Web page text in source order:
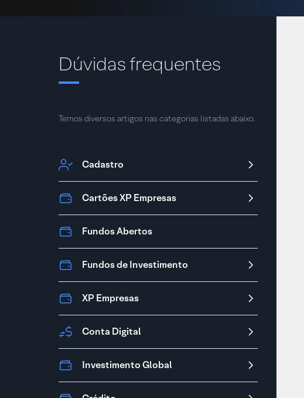
Dúvidas frequentes
Temos diversos artigos nas categorias listadas abaixo.